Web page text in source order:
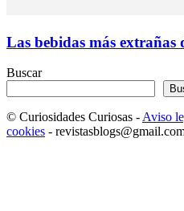
Las bebidas más extrañas
Buscar
© Curiosidades Curiosas - Aviso
cookies -